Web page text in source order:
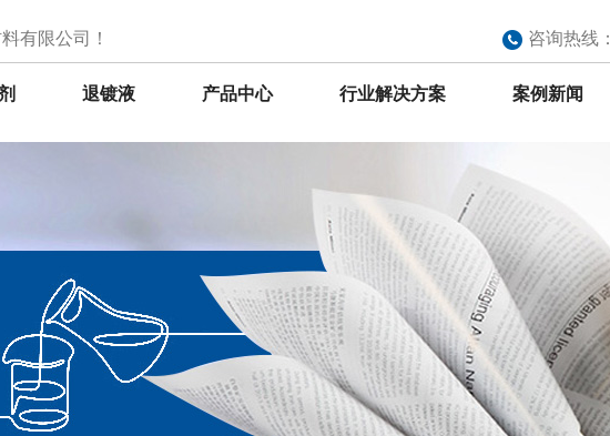
咨询热线：
有限公司！
退镀液 产品中心 行业解决方案 案例新闻